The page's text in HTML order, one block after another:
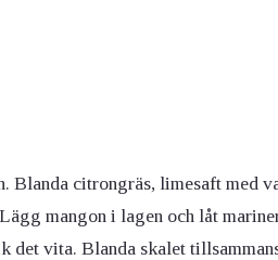
Blanda citrongräs, limesaft med
mangon i lagen och låt
det vita. Blanda skalet